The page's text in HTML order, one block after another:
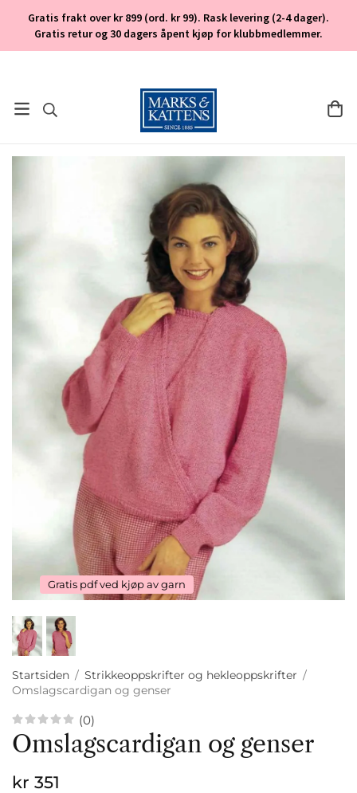
Gratis frakt over kr 899 (ord. kr 99). Rask levering (2-4 dager).
Gratis retur og 30 dagers åpent kjøp for klubbmedlemmer.
Gratis pdf ved kjøp av garn
Startsiden / Strikkeoppskrifter og hekleoppskrifter /
Omslagscardigan og genser
(0)
Omslagscardigan og genser
kr 351